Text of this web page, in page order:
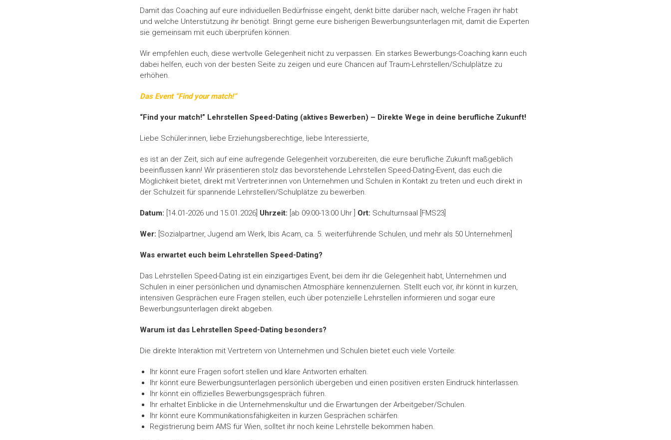
Damit das Coaching auf eure individuellen Bedürfnisse eingeht, denkt bitte darüber nach, welche Fragen ihr habt
und welche Unterstützung ihr benötigt. Bringt gerne eure bisherigen Bewerbungsunterlagen mit, damit die Experten
sie gemeinsam mit euch überprüfen können.
Wir empfehlen euch, diese wertvolle Gelegenheit nicht zu verpassen. Ein starkes Bewerbungs-Coaching kann euch
dabei helfen, euch von der besten Seite zu zeigen und eure Chancen auf Traum-Lehrstellen/Schulplätze zu
erhöhen.
Das Event “Find your match!“
“Find your match!” Lehrstellen Speed-Dating (aktives Bewerben) – Direkte Wege in deine berufliche Zukunft!
Liebe Schüler:innen, liebe Erziehungsberechtige, liebe Interessierte,
es ist an der Zeit, sich auf eine aufregende Gelegenheit vorzubereiten, die eure berufliche Zukunft maßgeblich
beeinflussen kann! Wir präsentieren stolz das bevorstehende Lehrstellen Speed-Dating-Event, das euch die
Möglichkeit bietet, direkt mit Vertreter:innen von Unternehmen und Schulen in Kontakt zu treten und euch direkt in
der Schulzeit für spannende Lehrstellen/Schulplätze zu bewerben.
Datum: [14.01-2026 und 15.01.2026] Uhrzeit: [ab 09:00-13:00 Uhr ] Ort: Schulturnsaal [FMS23]
Wer: [Sozialpartner, Jugend am Werk, Ibis Acam, ca. 5. weiterführende Schulen, und mehr als 50 Unternehmen]
Was erwartet euch beim Lehrstellen Speed-Dating?
Das Lehrstellen Speed-Dating ist ein einzigartiges Event, bei dem ihr die Gelegenheit habt, Unternehmen und
Schulen in einer persönlichen und dynamischen Atmosphäre kennenzulernen. Stellt euch vor, ihr könnt in kurzen,
intensiven Gesprächen eure Fragen stellen, euch über potenzielle Lehrstellen informieren und sogar eure
Bewerbungsunterlagen direkt abgeben.
Warum ist das Lehrstellen Speed-Dating besonders?
Die direkte Interaktion mit Vertretern von Unternehmen und Schulen bietet euch viele Vorteile:
Ihr könnt eure Fragen sofort stellen und klare Antworten erhalten.
Ihr könnt eure Bewerbungsunterlagen persönlich übergeben und einen positiven ersten Eindruck hinterlassen.
Ihr könnt ein offizielles Bewerbungsgespräch führen.
Ihr erhaltet Einblicke in die Unternehmenskultur und die Erwartungen der Arbeitgeber/Schulen.
Ihr könnt eure Kommunikationsfähigkeiten in kurzen Gesprächen schärfen.
Registrierung beim AMS für Wien, solltet ihr noch keine Lehrstelle bekommen haben.